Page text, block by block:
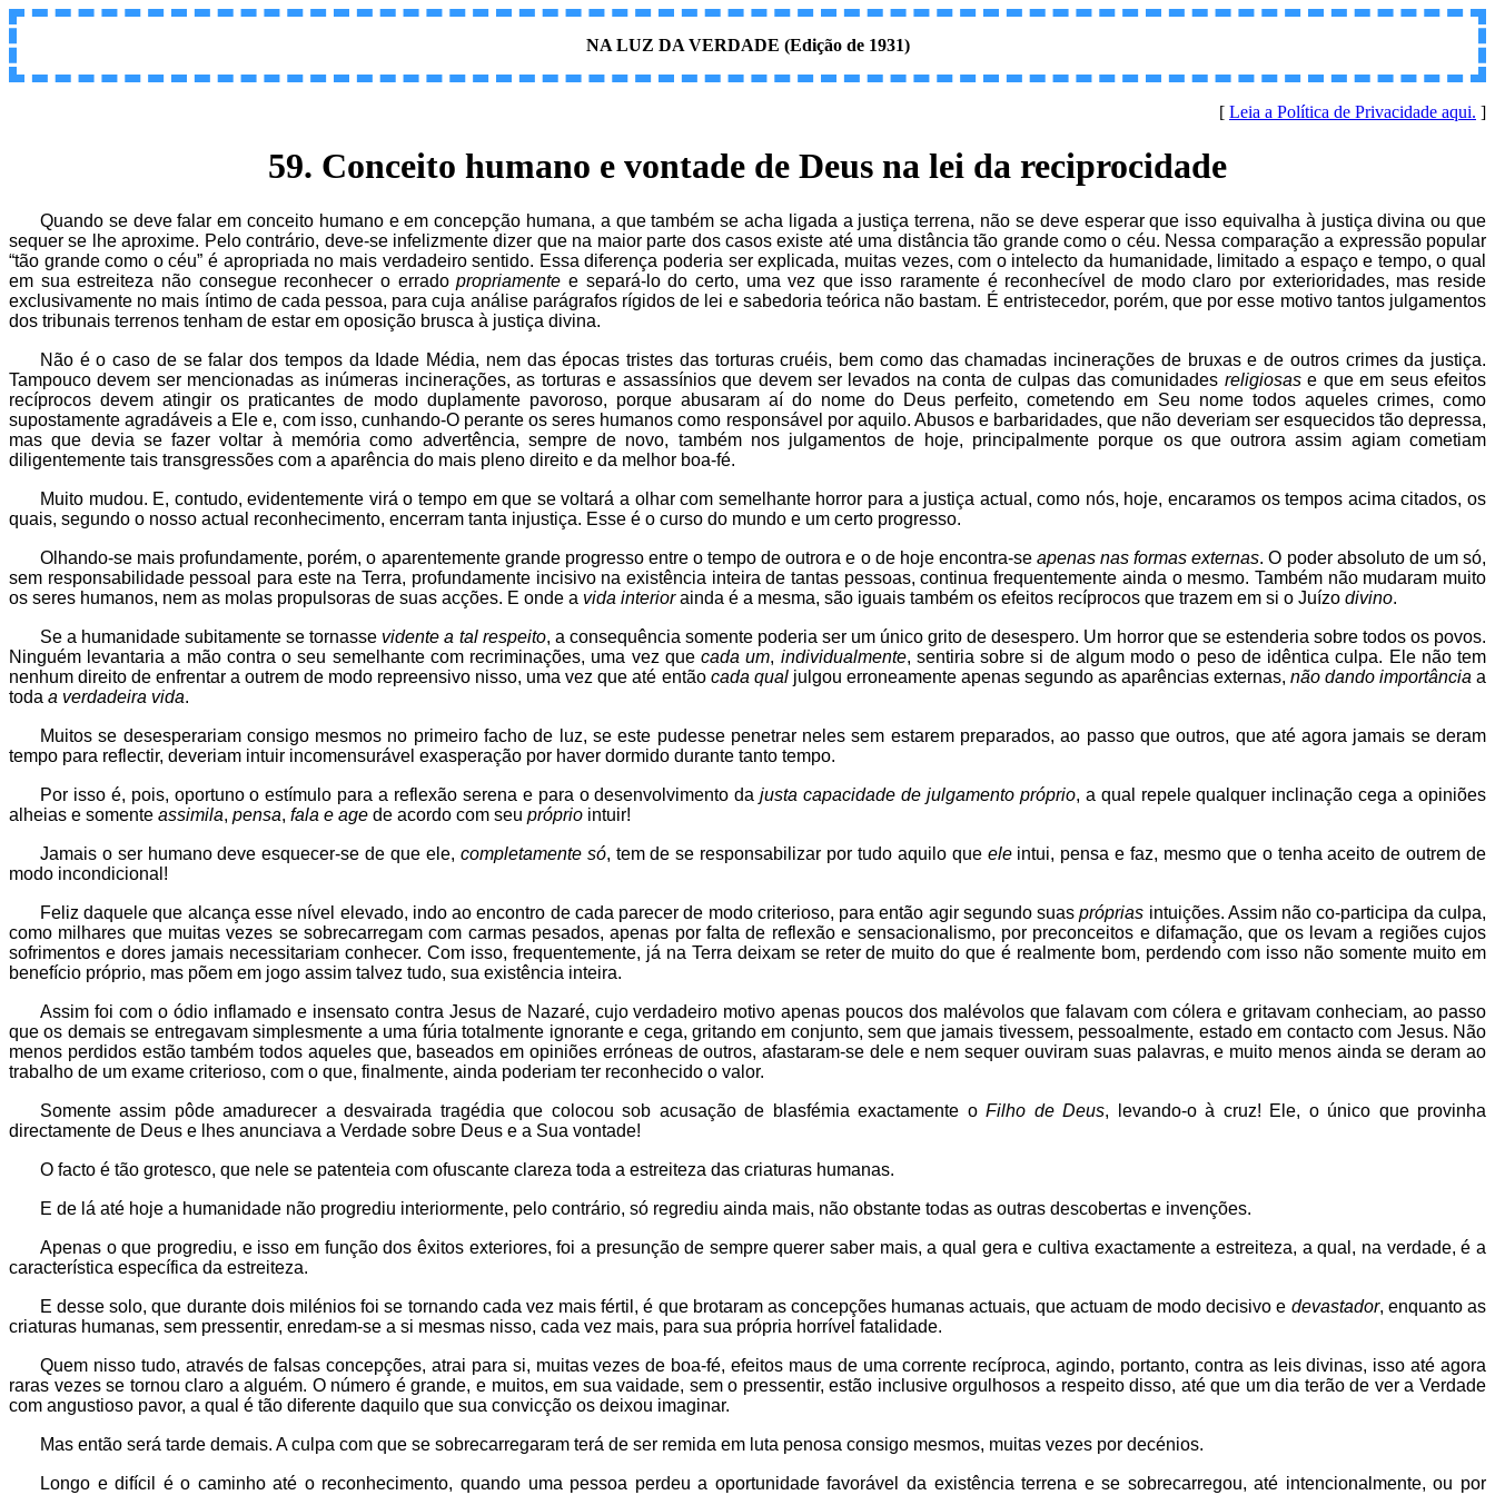
NA LUZ DA VERDADE (Edição de 1931)
[ Leia a Política de Privacidade aqui. ]
59. Conceito humano e vontade de Deus na lei da reciprocidade
Quando se deve falar em conceito humano e em concepção humana, a que também se acha ligada a justiça terrena, não se deve esperar que isso equivalha à justiça divina ou que
sequer se lhe aproxime. Pelo contrário, deve-se infelizmente dizer que na maior parte dos casos existe até uma distância tão grande como o céu. Nessa comparação a expressão popular
“tão grande como o céu” é apropriada no mais verdadeiro sentido. Essa diferença poderia ser explicada, muitas vezes, com o intelecto da humanidade, limitado a espaço e tempo, o qual
em sua estreiteza não consegue reconhecer o erradopropriamente e separá-lo do certo, uma vez que isso raramente é reconhecível de modo claro por exterioridades, mas reside
exclusivamente no mais íntimo de cada pessoa, para cuja análise parágrafos rígidos de lei e sabedoria teórica não bastam. É entristecedor, porém, que por esse motivo tantos julgamentos
dos tribunais terrenos tenham de estar em oposição brusca à justiça divina.
Não é o caso de se falar dos tempos da Idade Média, nem das épocas tristes das torturas cruéis, bem como das chamadas incinerações de bruxas e de outros crimes da justiça.
Tampouco devem ser mencionadas as inúmeras incinerações, as torturas e assassínios que devem ser levados na conta de culpas das comunidades religiosase que em seus efeitos
recíprocos devem atingir os praticantes de modo duplamente pavoroso, porque abusaram aí do nome do Deus perfeito, cometendo em Seu nome todos aqueles crimes, como
supostamente agradáveis a Ele e, com isso, cunhando-O perante os seres humanos como responsável por aquilo. Abusos e barbaridades, que não deveriam ser esquecidos tão depressa,
mas que devia se fazer voltar à memória como advertência, sempre de novo, também nos julgamentos de hoje, principalmente porque os que outrora assim agiam cometiam
diligentemente tais transgressões com a aparência do mais pleno direito e da melhor boa-fé.
Muito mudou. E, contudo, evidentemente virá o tempo em que se voltará a olhar com semelhante horror para a justiça actual, como nós, hoje, encaramos os tempos acima citados, os
quais, segundo o nosso actual reconhecimento, encerram tanta injustiça. Esse é o curso do mundo e um certo progresso.
Olhando-se mais profundamente, porém, o aparentemente grande progresso entre o tempo de outrora e o de hoje encontra-se apenas nas formas externas. O poder absoluto de um só,
sem responsabilidade pessoal para este na Terra, profundamente incisivo na existência inteira de tantas pessoas, continua frequentemente ainda o mesmo. Também não mudaram muito
os seres humanos, nem as molas propulsoras de suas acções. E onde a vida interiorainda é a mesma, são iguais também os efeitos recíprocos que trazem em si o Juízo divino.
Se a humanidade subitamente se tornasse vidente a tal respeito, a consequência somente poderia ser um único grito de desespero. Um horror que se estenderia sobre todos os povos.
Ninguém levantaria a mão contra o seu semelhante com recriminações, uma vez quecada um, individualmente, sentiria sobre si de algum modo o peso de idêntica culpa. Ele não tem
nenhum direito de enfrentar a outrem de modo repreensivo nisso, uma vez que até então cada qual julgou erroneamente apenas segundo as aparências externas, não dando importânciaa
toda a verdadeira vida.
Muitos se desesperariam consigo mesmos no primeiro facho de luz, se este pudesse penetrar neles sem estarem preparados, ao passo que outros, que até agora jamais se deram
tempo para reflectir, deveriam intuir incomensurável exasperação por haver dormido durante tanto tempo.
Por isso é, pois, oportuno o estímulo para a reflexão serena e para o desenvolvimento dajusta capacidade de julgamento próprio, a qual repele qualquer inclinação cega a opiniões
alheias e somente assimila, pensa, fala e age de acordo com seu próprio intuir!
Jamais o ser humano deve esquecer-se de que ele, completamente só, tem de se responsabilizar por tudo aquilo que ele intui, pensa e faz, mesmo que o tenha aceito de outrem de
modo incondicional!
Feliz daquele que alcança esse nível elevado, indo ao encontro de cada parecer de modo criterioso, para então agir segundo suaspróprias intuições. Assim não co-participa da culpa,
como milhares que muitas vezes se sobrecarregam com carmas pesados, apenas por falta de reflexão e sensacionalismo, por preconceitos e difamação, que os levam a regiões cujos
sofrimentos e dores jamais necessitariam conhecer. Com isso, frequentemente, já na Terra deixam se reter de muito do que é realmente bom, perdendo com isso não somente muito em
benefício próprio, mas põem em jogo assim talvez tudo, sua existência inteira.
Assim foi com o ódio inflamado e insensato contra Jesus de Nazaré, cujo verdadeiro motivo apenas poucos dos malévolos que falavam com cólera e gritavam conheciam, ao passo
que os demais se entregavam simplesmente a uma fúria totalmente ignorante e cega, gritando em conjunto, sem que jamais tivessem, pessoalmente, estado em contacto com Jesus. Não
menos perdidos estão também todos aqueles que, baseados em opiniões erróneas de outros, afastaram-se dele e nem sequer ouviram suas palavras, e muito menos ainda se deram ao
trabalho de um exame criterioso, com o que, finalmente, ainda poderiam ter reconhecido o valor.
Somente assim pôde amadurecer a desvairada tragédia que colocou sob acusação de blasfémia exactamente oFilho de Deus, levando-o à cruz! Ele, o único que provinha
directamente de Deus e lhes anunciava a Verdade sobre Deus e a Sua vontade!
O facto é tão grotesco, que nele se patenteia com ofuscante clareza toda a estreiteza das criaturas humanas.
E de lá até hoje a humanidade não progrediu interiormente, pelo contrário, só regrediu ainda mais, não obstante todas as outras descobertas e invenções.
Apenas o que progrediu, e isso em função dos êxitos exteriores, foi a presunção de sempre querer saber mais, a qual gera e cultiva exactamente a estreiteza, a qual, na verdade, é a
característica específica da estreiteza.
E desse solo, que durante dois milénios foi se tornando cada vez mais fértil, é que brotaram as concepções humanas actuais, que actuam de modo decisivo e devastador, enquanto as
criaturas humanas, sem pressentir, enredam-se a si mesmas nisso, cada vez mais, para sua própria horrível fatalidade.
Quem nisso tudo, através de falsas concepções, atrai para si, muitas vezes de boa-fé, efeitos maus de uma corrente recíproca, agindo, portanto, contra as leis divinas, isso até agora
raras vezes se tornou claro a alguém. O número é grande, e muitos, em sua vaidade, sem o pressentir, estão inclusive orgulhosos a respeito disso, até que um dia terão de ver a Verdade
com angustioso pavor, a qual é tão diferente daquilo que sua convicção os deixou imaginar.
Mas então será tarde demais. A culpa com que se sobrecarregaram terá de ser remida em luta penosa consigo mesmos, muitas vezes por decénios.
Longo e difícil é o caminho até o reconhecimento, quando uma pessoa perdeu a oportunidade favorável da existência terrena e se sobrecarregou, até intencionalmente, ou por